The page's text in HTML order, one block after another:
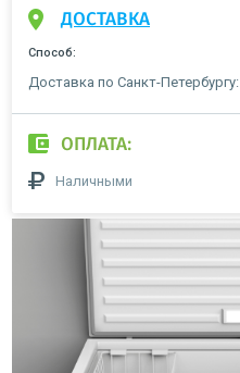
ДОСТАВКА
Способ:
Доставка по Санкт-Петербургу:
ОПЛАТА:
Наличными